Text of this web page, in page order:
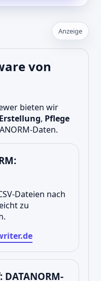
Anzeige
von
bieten wir
Erstellung, Pflege
Daten.
Dateien nach
zu